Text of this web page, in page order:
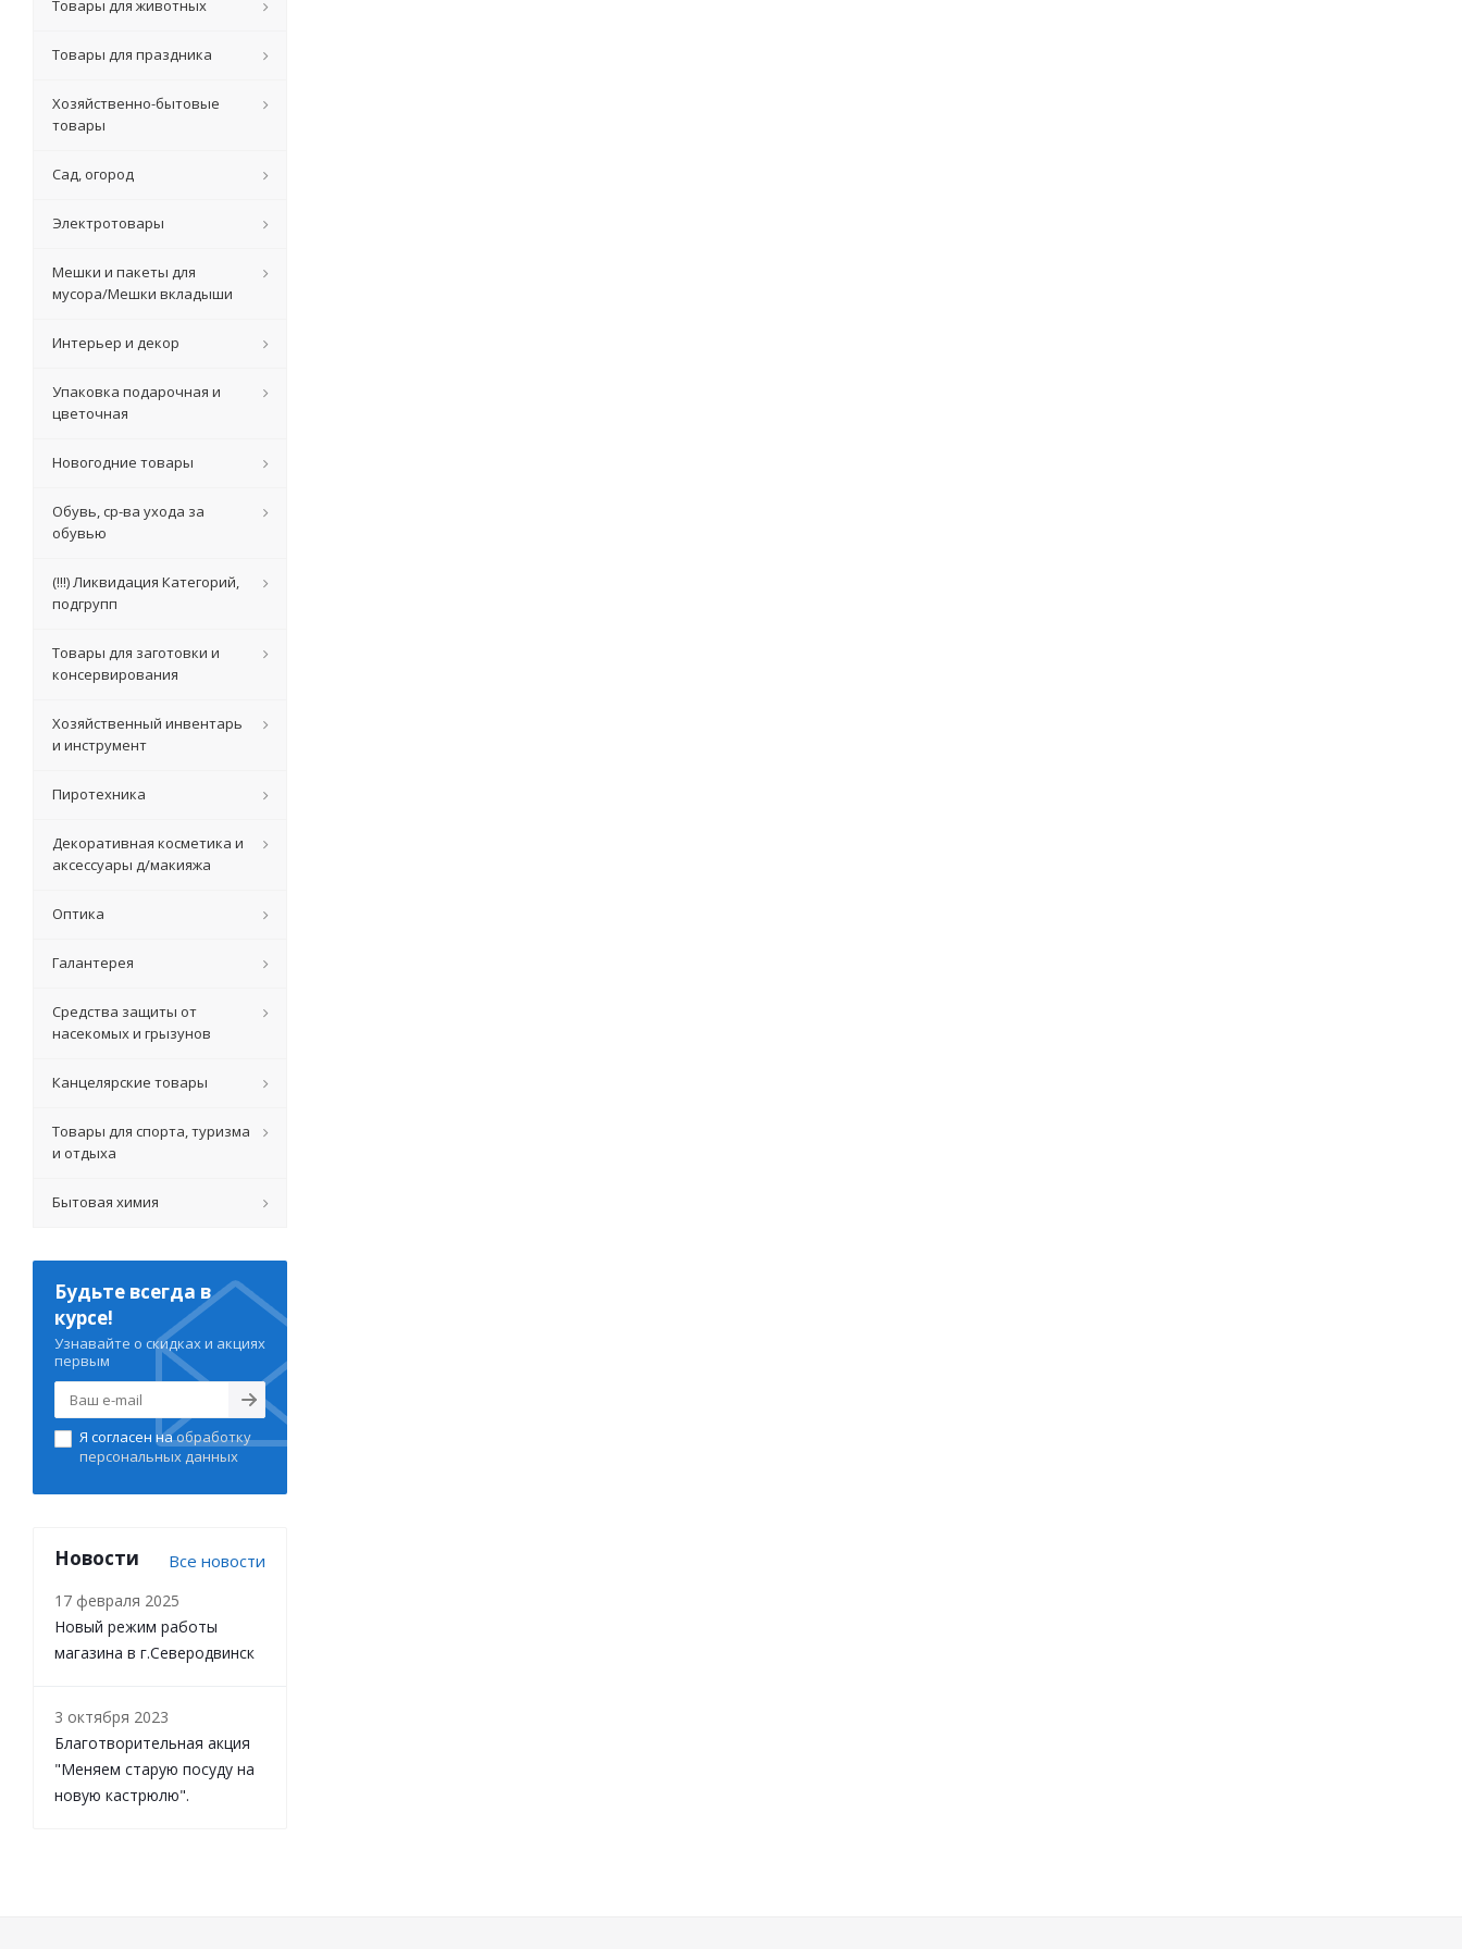
Товары для животных
Товары для праздника
Хозяйственно-бытовые
товары
Сад, огород
Электротовары
Мешки и пакеты для
мусора/Мешки вкладыши
Интерьер и декор
Упаковка подарочная и
цветочная
Новогодние товары
Обувь, ср-ва ухода за
обувью
(!!!) Ликвидация Категорий,
подгрупп
Товары для заготовки и
консервирования
Хозяйственный инвентарь
и инструмент
Пиротехника
Декоративная косметика и
аксессуары д/макияжа
Оптика
Галантерея
Средства защиты от
насекомых и грызунов
Канцелярские товары
Товары для спорта, туризма
и отдыха
Бытовая химия
Будьте всегда в
курсе!
Узнавайте о скидках и акциях
первым
Я согласен наобработку
персональных данных
Новости Все новости
17 февраля 2025
Новый режим работы
магазина в г.Северодвинск
3 октября 2023
Благотворительная акция
"Меняем старую посуду на
новую кастрюлю".